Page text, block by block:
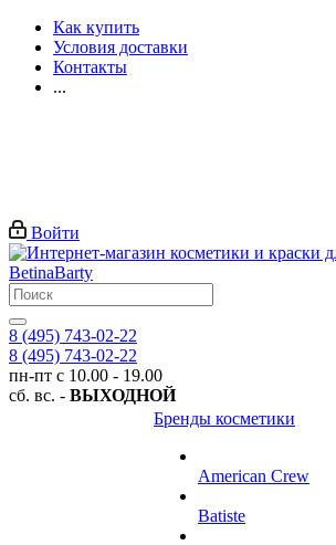
Как купить
Условия доставки
Контакты
...
Войти
8 (495) 743-02-22
8 (495) 743-02-22
пн-пт с 10.00 - 19.00
сб. вс. - ВЫХОДНОЙ
Бренды косметики
American Crew
Batiste